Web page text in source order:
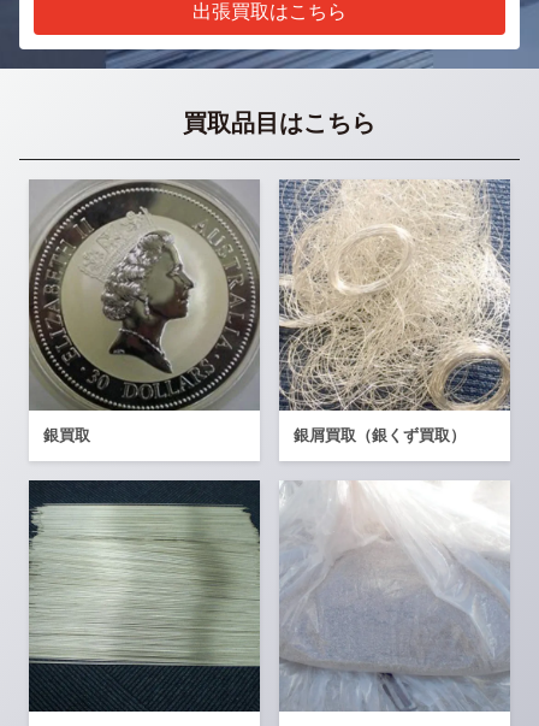
出張買取はこちら
買取品目はこちら
銀買取 銀屑買取（銀くず買取）